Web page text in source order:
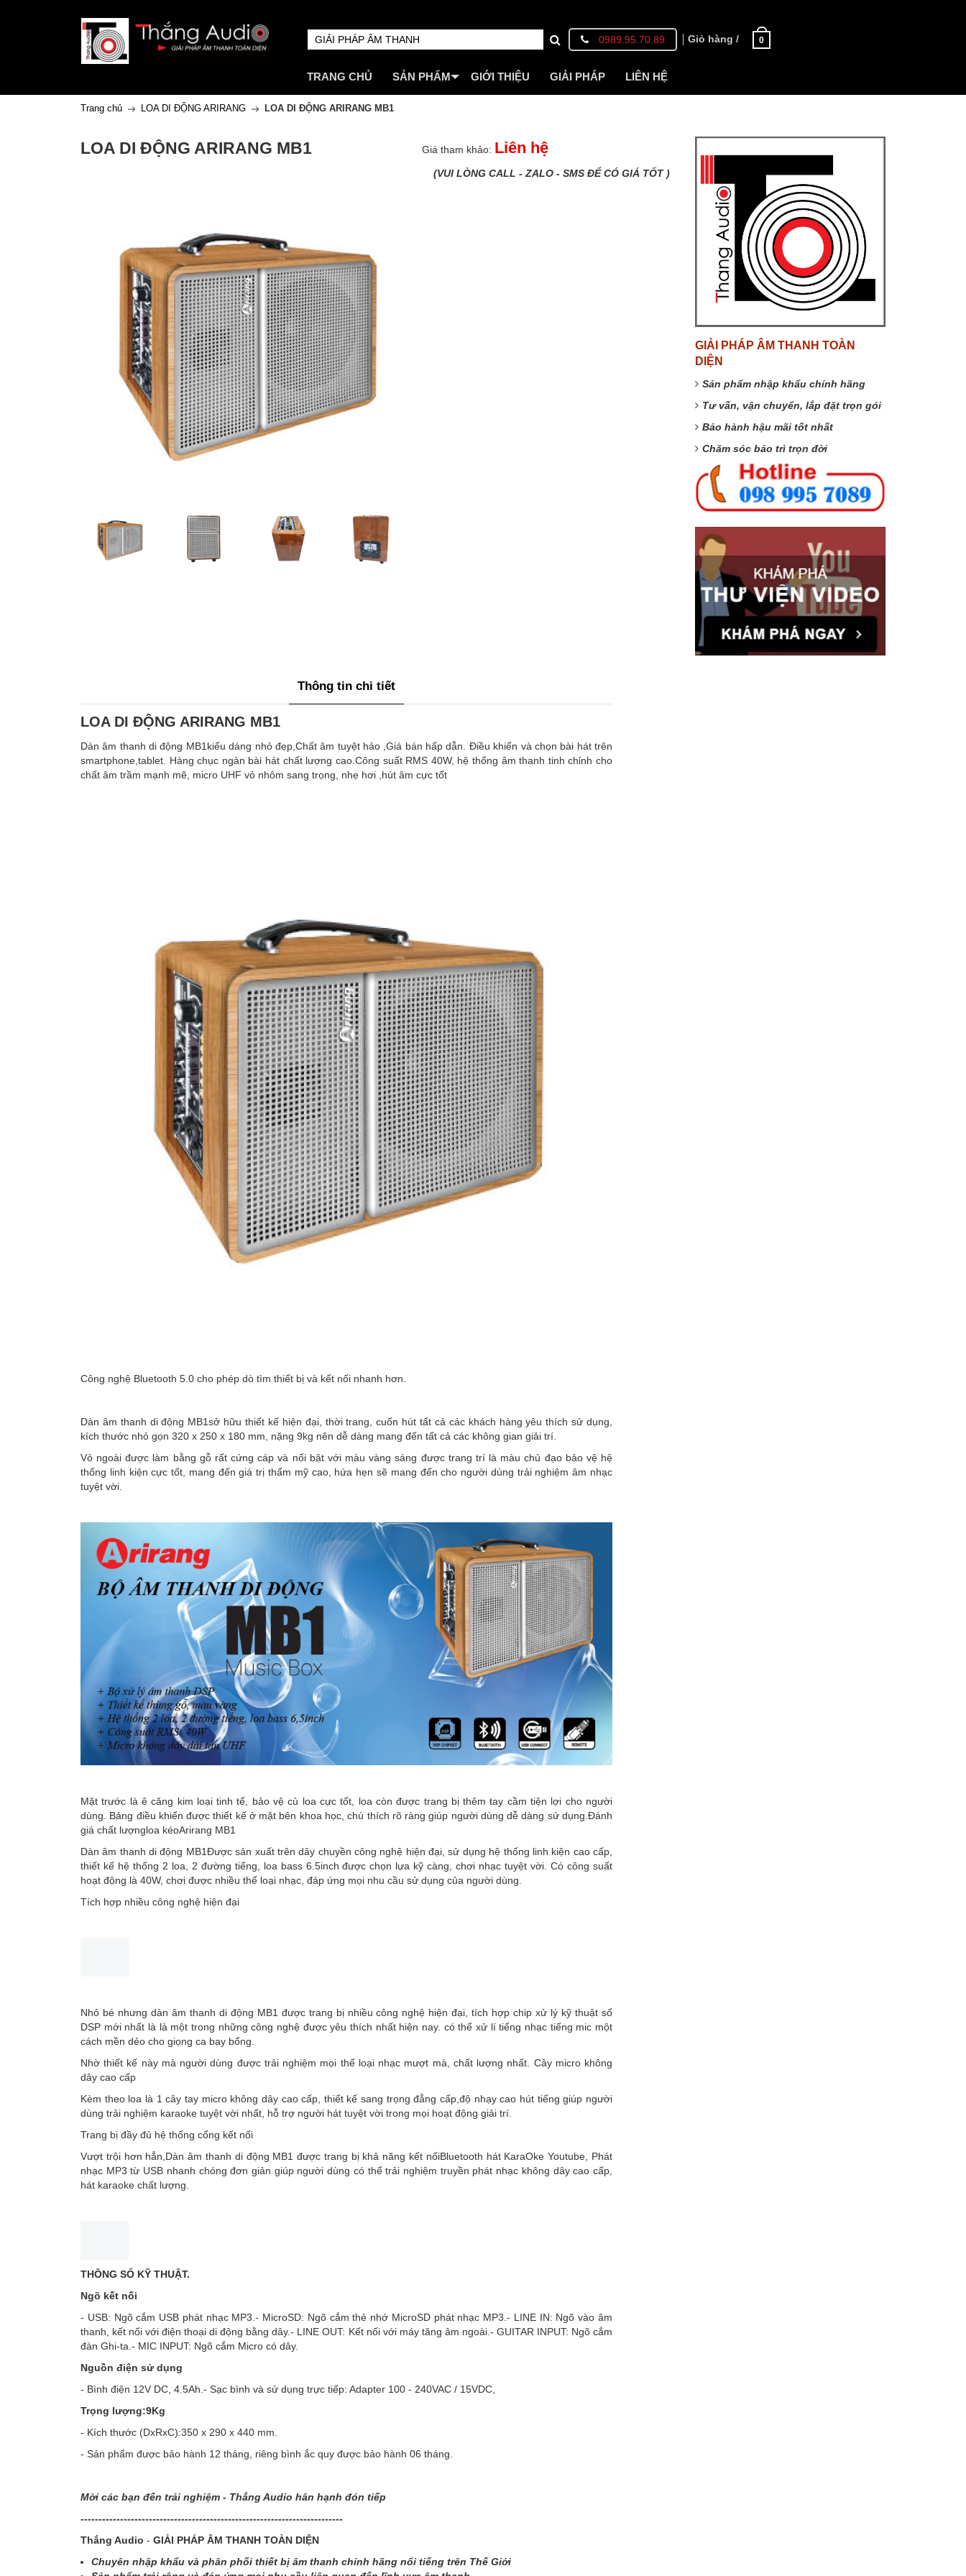
0989.95.70.89 Giỏ hàng / 0
TRANG CHỦ SẢN PHẨM GIỚI THIỆU GIẢI PHÁP LIÊN HỆ
Trang chủ LOA DI ĐỘNG ARIRANG LOA DI ĐỘNG ARIRANG MB1
LOA DI ĐỘNG ARIRANG MB1 Giá tham khảo: Liên hệ
(VUI LÒNG CALL - ZALO - SMS ĐỂ CÓ GIÁ TỐT )
GIẢI PHÁP ÂM THANH TOÀN
DIỆN
Sản phẩm nhập khẩu chính hãng
Tư vấn, vận chuyển, lắp đặt trọn gói
Bảo hành hậu mãi tốt nhất
Chăm sóc bảo trì trọn đời
Thông tin chi tiết
LOA DI ĐỘNG ARIRANG MB1
Dàn âm thanh di động MB1kiểu dáng nhỏ đẹp,Chất âm tuyệt hảo ,Giá bán hấp dẫn. Điều khiển và chọn bài hát trên
smartphone,tablet. Hàng chục ngàn bài hát chất lượng cao.Công suất RMS 40W, hệ thống âm thanh tinh chỉnh cho
chất âm trầm mạnh mẽ, micro UHF vỏ nhôm sang trọng, nhẹ hơi ,hút âm cực tốt
Công nghệ Bluetooth 5.0 cho phép dò tìm thiết bị và kết nối nhanh hơn.
Dàn âm thanh di động MB1sở hữu thiết kế hiện đại, thời trang, cuốn hút tất cả các khách hàng yêu thích sử dụng,
kích thước nhỏ gọn 320 x 250 x 180 mm, nặng 9kg nên dễ dàng mang đến tất cả các không gian giải trí.
Vỏ ngoài được làm bằng gỗ rất cứng cáp và nổi bật với màu vàng sáng được trang trí là màu chủ đạo bảo vệ hệ
thống linh kiện cực tốt, mang đến giá trị thẩm mỹ cao, hứa hẹn sẽ mang đến cho người dùng trải nghiệm âm nhạc
tuyệt vời.
Mặt trước là ê căng kim loại tinh tế, bảo vệ củ loa cực tốt, loa còn được trang bị thêm tay cầm tiện lợi cho người
dùng. Bảng điều khiển được thiết kế ở mặt bên khoa học, chú thích rõ ràng giúp người dùng dễ dàng sử dụng.Đánh
giá chất lượngloa kéoArirang MB1
Dàn âm thanh di động MB1Được sản xuất trên dây chuyền công nghệ hiện đại, sử dụng hệ thống linh kiện cao cấp,
thiết kế hệ thống 2 loa, 2 đường tiếng, loa bass 6.5inch được chọn lựa kỹ càng, chơi nhạc tuyệt vời. Có công suất
hoạt động là 40W, chơi được nhiều thể loại nhạc, đáp ứng mọi nhu cầu sử dụng của người dùng.
Tích hợp nhiều công nghệ hiện đại
Nhỏ bé nhưng dàn âm thanh di động MB1 được trang bị nhiều công nghệ hiện đại, tích hợp chip xử lý kỹ thuật số
DSP mới nhất là là một trong những công nghệ được yêu thích nhất hiện nay. có thể xử lí tiếng nhạc tiếng mic một
cách mền dẻo cho giọng ca bay bổng.
Nhờ thiết kế này mà người dùng được trải nghiệm mọi thể loại nhạc mượt mà, chất lượng nhất. Cây micro không
dây cao cấp
Kèm theo loa là 1 cây tay micro không dây cao cấp, thiết kế sang trọng đẳng cấp,độ nhạy cao hút tiếng giúp người
dùng trải nghiệm karaoke tuyệt vời nhất, hỗ trợ người hát tuyệt vời trong mọi hoạt động giải trí.
Trang bị đầy đủ hệ thống cổng kết nối
Vượt trội hơn hẳn,Dàn âm thanh di động MB1 được trang bị khả năng kết nốiBluetooth hát KaraOke Youtube, Phát
nhạc MP3 từ USB nhanh chóng đơn giản giúp người dùng có thể trải nghiệm truyền phát nhạc không dây cao cấp,
hát karaoke chất lượng.
THÔNG SỐ KỸ THUẬT.
Ngõ kết nối
- USB: Ngõ cắm USB phát nhạc MP3.- MicroSD: Ngõ cắm thẻ nhớ MicroSD phát nhạc MP3.- LINE IN: Ngõ vào âm
thanh, kết nối với điện thoại di động bằng dây.- LINE OUT: Kết nối với máy tăng âm ngoài.- GUITAR INPUT: Ngõ cắm
đàn Ghi-ta.- MIC INPUT: Ngõ cắm Micro có dây.
Nguồn điện sử dụng
- Bình điện 12V DC, 4.5Ah.- Sạc bình và sử dụng trực tiếp: Adapter 100 - 240VAC / 15VDC,
Trọng lượng:9Kg
- Kích thước (DxRxC):350 x 290 x 440 mm.
- Sản phẩm được bảo hành 12 tháng, riêng bình ắc quy được bảo hành 06 tháng.
Mời các bạn đến trải nghiệm - Thắng Audio hân hạnh đón tiếp
-------------------------------------------------------------------------
Thắng Audio - GIẢI PHÁP ÂM THANH TOÀN DIỆN
Chuyên nhập khẩu và phân phối thiết bị âm thanh chính hãng nổi tiếng trên Thế Giới